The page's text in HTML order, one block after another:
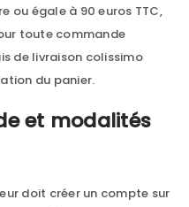
ou égale à 90 euros TTC,
toute commande
de livraison colissimo
du panier.
et modalités
doit créer un compte sur